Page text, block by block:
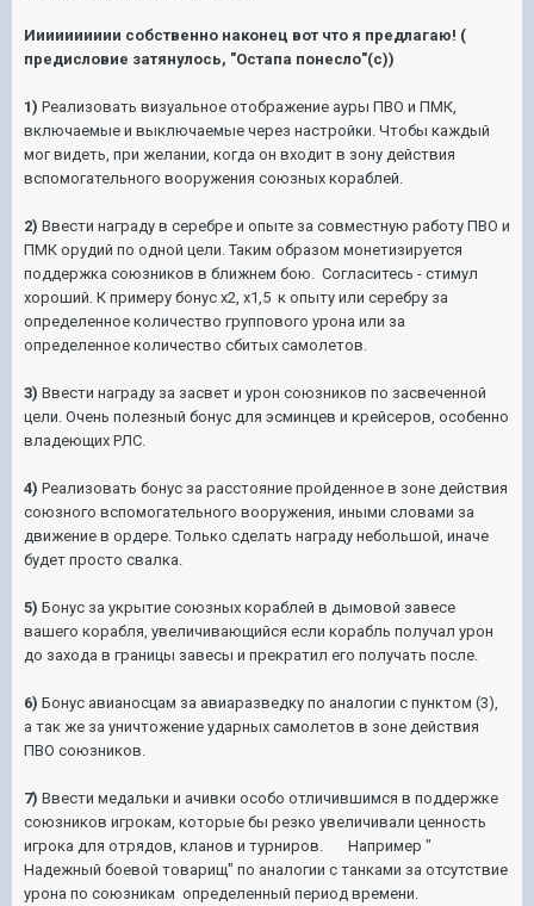
Ииииииииии собственно наконец вот что я предлагаю! (
предисловие затянулось, "Остапа понесло"(с))
1) Реализовать визуальное отображение ауры ПВО и ПМК,
включаемые и выключаемые через настройки. Чтобы каждый
мог видеть, при желании, когда он входит в зону действия
вспомогательного вооружения союзных кораблей.
2) Ввести награду в серебре и опыте за совместную работу ПВО и
ПМК орудий по одной цели. Таким образом монетизируется
поддержка союзников в ближнем бою. Согласитесь - стимул
хороший. К примеру бонус x2, x1,5 к опыту или серебру за
определенное количество группового урона или за
определенное количество сбитых самолетов.
3) Ввести награду за засвет и урон союзников по засвеченной
цели. Очень полезный бонус для эсминцев и крейсеров, особенно
владеющих РЛС.
4) Реализовать бонус за расстояние пройденное в зоне действия
союзного вспомогательного вооружения, иными словами за
движение в ордере. Только сделать награду небольшой, иначе
будет просто свалка.
5) Бонус за укрытие союзных кораблей в дымовой завесе
вашего корабля, увеличивающийся если корабль получал урон
до захода в границы завесы и прекратил его получать после.
6) Бонус авианосцам за авиаразведку по аналогии с пунктом (3),
а так же за уничтожение ударных самолетов в зоне действия
ПВО союзников.
7) Ввести медальки и ачивки особо отличившимся в поддержке
союзников игрокам, которые бы резко увеличивали ценность
игрока для отрядов, кланов и турниров. Например "
Надежный боевой товарищ" по аналогии с танками за отсутствие
урона по союзникам определенный период времени.